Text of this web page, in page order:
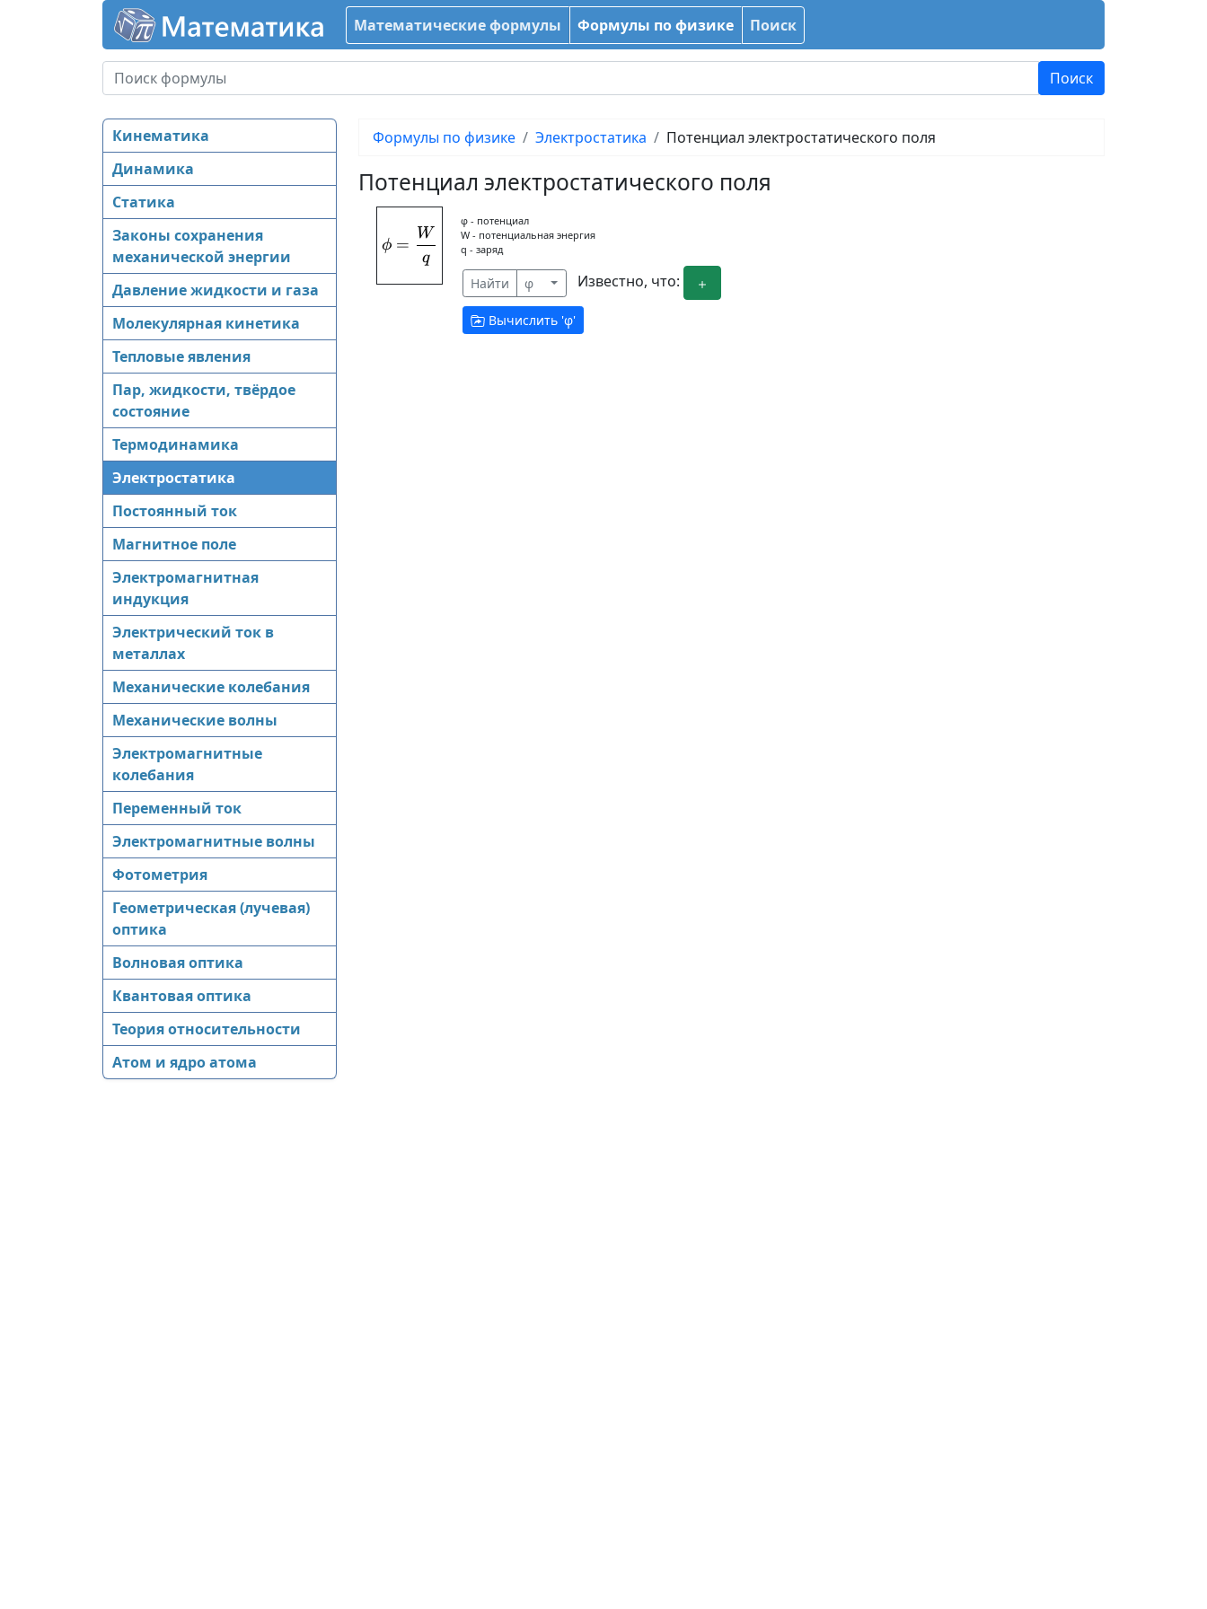
Математические формулы Формулы по физике Поиск
Кинематика
Динамика
Статика
Законы сохранения
механической энергии
Давление жидкости и газа
Молекулярная кинетика
Тепловые явления
Пар, жидкости, твёрдое
состояние
Термодинамика
Электростатика
Постоянный ток
Магнитное поле
Электромагнитная
индукция
Электрический ток в
металлах
Механические колебания
Механические волны
Электромагнитные
колебания
Переменный ток
Электромагнитные волны
Фотометрия
Геометрическая (лучевая)
оптика
Волновая оптика
Квантовая оптика
Теория относительности
Атом и ядро атома
Формулы по физике Электростатика Потенциал электростатического поля
Потенциал электростатического поля
\phi = \frac{W}{q}
ϕ =
q
W
φ - потенциал
W - потенциальная энергия
q - заряд
Найти φ Известно, что:
Вычислить 'φ'